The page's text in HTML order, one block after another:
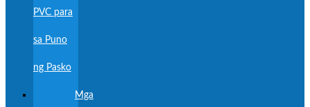
PVC para
sa Puno
ng Pasko
Mga